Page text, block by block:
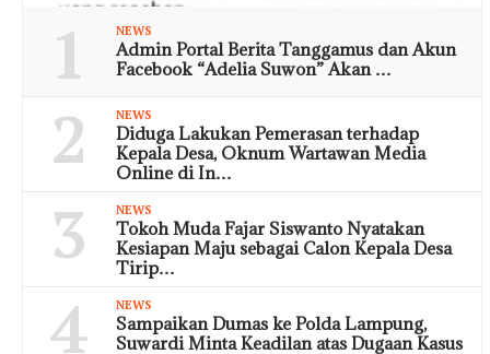
1 NEWS
Admin Portal Berita Tanggamus dan Akun
Facebook “Adelia Suwon” Akan …
2 NEWS
Diduga Lakukan Pemerasan terhadap
Kepala Desa, Oknum Wartawan Media
Online di In…
3 NEWS
Tokoh Muda Fajar Siswanto Nyatakan
Kesiapan Maju sebagai Calon Kepala Desa
Tirip…
4 NEWS
Sampaikan Dumas ke Polda Lampung,
Suwardi Minta Keadilan atas Dugaan Kasus